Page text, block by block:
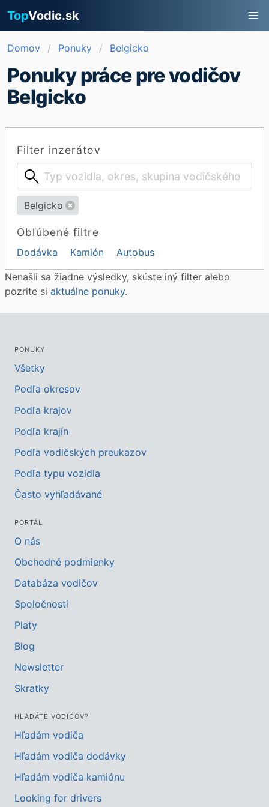
TopVodic.sk
Domov Ponuky Belgicko
Ponuky práce pre vodičov
Belgicko
Filter inzerátov
Belgicko
Obľúbené filtre
Dodávka Kamión Autobus
Nenašli sa žiadne výsledky, skúste iný filter alebo
pozrite si aktuálne ponuky.
PONUKY
Všetky
Podľa okresov
Podľa krajov
Podľa krajín
Podľa vodičských preukazov
Podľa typu vozidla
Často vyhľadávané
PORTÁL
O nás
Obchodné podmienky
Databáza vodičov
Spoločnosti
Platy
Blog
Newsletter
Skratky
HĽADÁTE VODIČOV?
Hľadám vodiča
Hľadám vodiča dodávky
Hľadám vodiča kamiónu
Looking for drivers